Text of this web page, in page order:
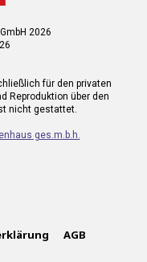
2026
für den privaten
Reproduktion über den
nicht gestattet.
ges.m.b.h.
AGB